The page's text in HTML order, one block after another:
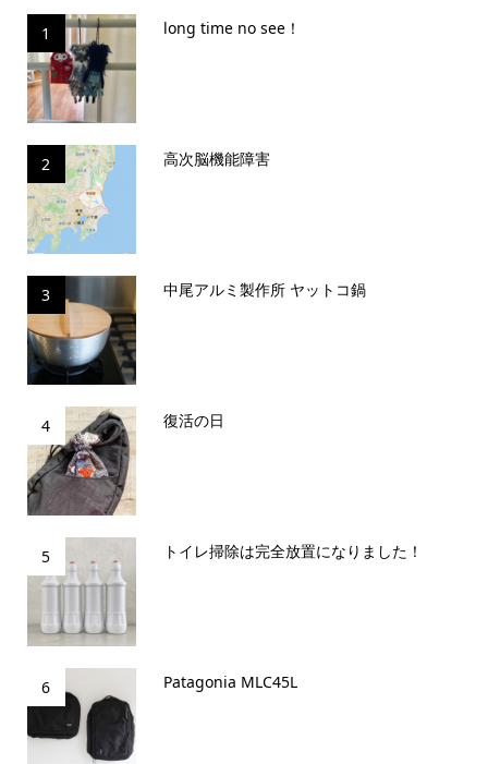
1 long time no see！
2 高次脳機能障害
3 中尾アルミ製作所 ヤットコ鍋
4 復活の日
5 トイレ掃除は完全放置になりました！
6 Patagonia MLC45L